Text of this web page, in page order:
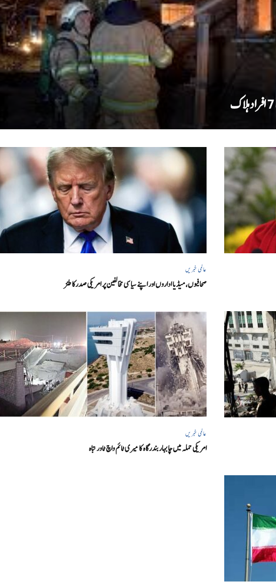
عالمی خبریں
صحافیوں، میڈیا اداروں اور اپنے سیاسی مخالفین پر امریکی صدرکا طنز
عالمی خبریں
امریکی حملہ میں چابہار بندرگاہ کا میری ٹائم واچ ٹاور تباہ